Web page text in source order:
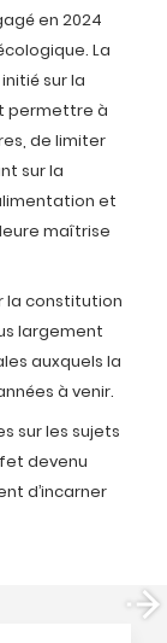
en 2024
La
sur la
permettre à
de limiter
sur la
et
maîtrise
la constitution
largement
auxquels la
à venir.
sur les sujets
devenu
d’incarner